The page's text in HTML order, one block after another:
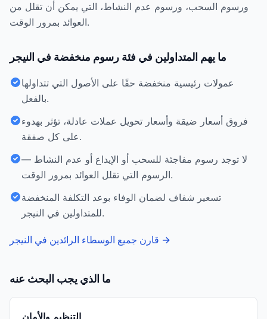
ورسوم السحب، ورسوم عدم النشاط، التي يمكن أن تقلل من
العوائد بمرور الوقت.
ما يهم المتداولين في فئة رسوم منخفضة في النيجر
عمولات رئيسية منخفضة حقًا على الأصول التي تتداولها
بالفعل.
فروق أسعار ضيقة وأسعار تحويل عملات عادلة، تؤثر بهدوء
على كل صفقة.
لا توجد رسوم مفاجئة للسحب أو الإيداع أو عدم النشاط —
الرسوم التي تقلل العوائد بمرور الوقت.
تسعير شفاف لضمان الوفاء بوعد التكلفة المنخفضة
للمتداولين في النيجر.
قارن جميع الوسطاء الرائدين في النيجر →
ما الذي يجب البحث عنه
التنظيم والأمان